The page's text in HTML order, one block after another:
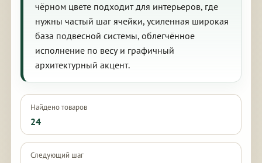
чёрном цвете подходит для интерьеров, где
нужны частый шаг ячейки, усиленная широкая
база подвесной системы, облегчённое
исполнение по весу и графичный
архитектурный акцент.
Найдено товаров
24
Следующий шаг